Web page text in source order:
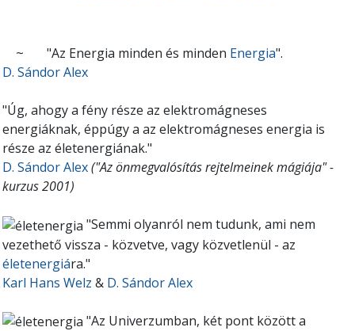
~ "Az Energia minden és minden Energia".
D. Sándor Alex
"Úg, ahogy a fény része az elektromágneses
energiáknak, éppúgy a az elektromágneses energia is
része az életenergiának."
D. Sándor Alex("Az önmegvalósítás rejtelmeinek mágiája" -
kurzus 2001)
"Semmi olyanról nem tudunk, ami nem
vezethető vissza - közvetve, vagy közvetlenül - az
életenergiára."
Karl Hans Welz & D. Sándor Alex
"Az Univerzumban, két pont között a